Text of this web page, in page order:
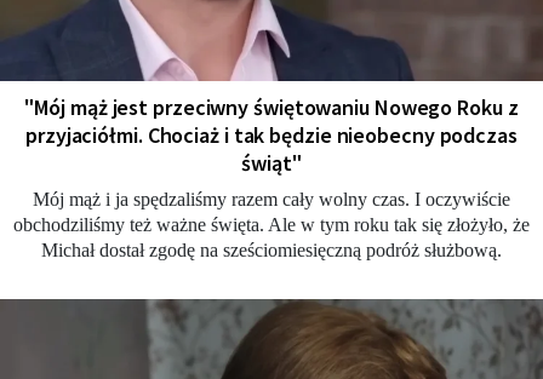
"Mój mąż jest przeciwny świętowaniu Nowego Roku z
przyjaciółmi. Chociaż i tak będzie nieobecny podczas
świąt"
Mój mąż i ja spędzaliśmy razem cały wolny czas. I oczywiście
obchodziliśmy też ważne święta. Ale w tym roku tak się złożyło, że
Michał dostał zgodę na sześciomiesięczną podróż służbową.